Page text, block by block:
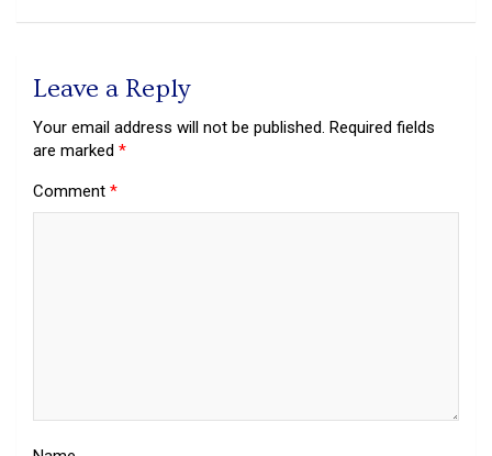
Leave a Reply
Your email address will not be published. Required fields
are marked *
Comment *